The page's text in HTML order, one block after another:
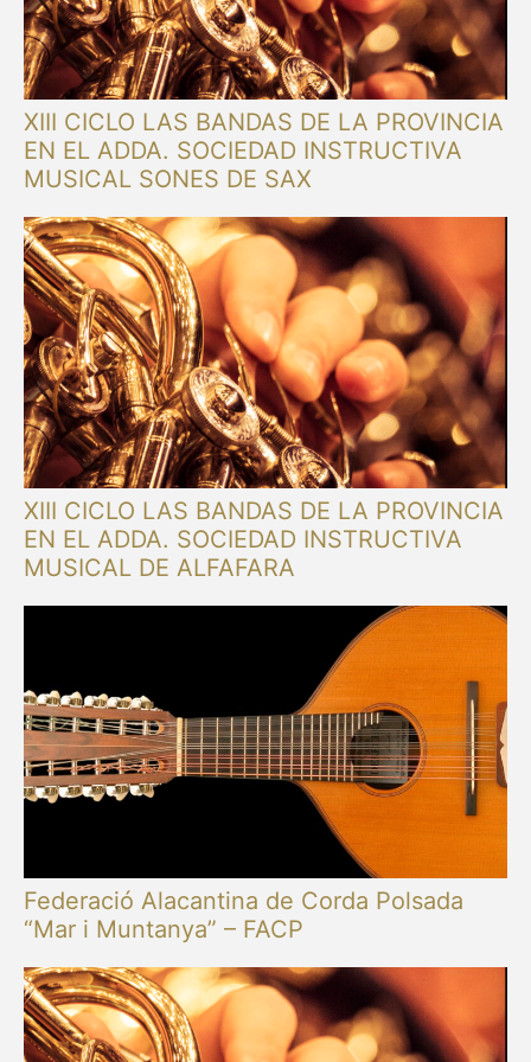
XIII CICLO LAS BANDAS DE LA PROVINCIA
EN EL ADDA. SOCIEDAD INSTRUCTIVA
MUSICAL SONES DE SAX
XIII CICLO LAS BANDAS DE LA PROVINCIA
EN EL ADDA. SOCIEDAD INSTRUCTIVA
MUSICAL DE ALFAFARA
Federació Alacantina de Corda Polsada
“Mar i Muntanya” – FACP